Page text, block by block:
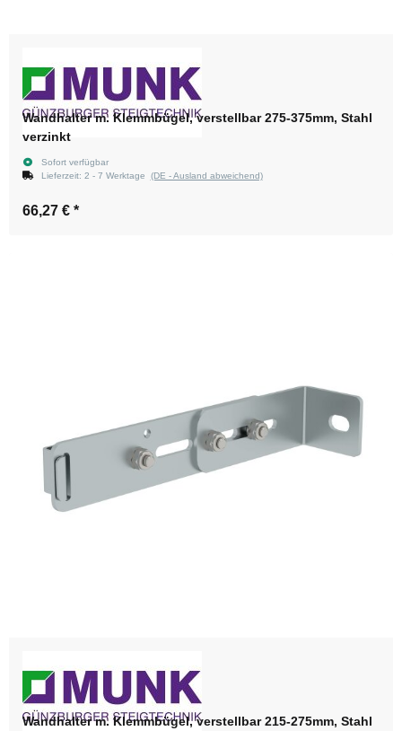
Wandhalter m. Klemmbügel, verstellbar 275-375mm, Stahl
verzinkt
Sofort verfügbar
Lieferzeit: 2 - 7 Werktage (DE - Ausland abweichend)
66,27 € *
Wandhalter m. Klemmbügel, verstellbar 215-275mm, Stahl